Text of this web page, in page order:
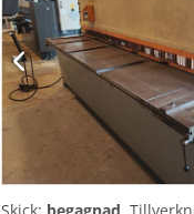
Skick: begagnad ,